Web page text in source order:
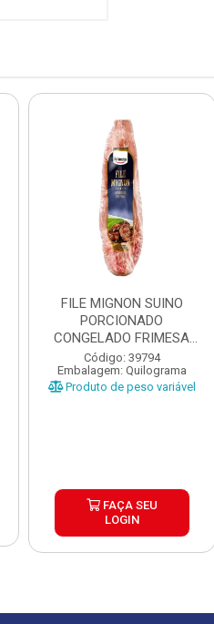
FILE MIGNON SUINO
PORCIONADO
CONGELADO FRIMESA
CAIXA ±15KG
Código: 39794
Embalagem: Quilograma
Produto de peso variável
FAÇA SEU
LOGIN